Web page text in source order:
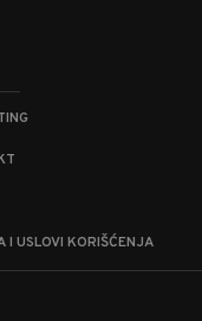
I USLOVI KORIŠĆENJA